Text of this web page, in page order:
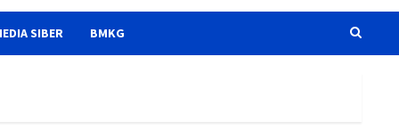
SIBER BMKG